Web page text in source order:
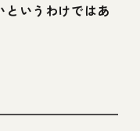
というわけではあ